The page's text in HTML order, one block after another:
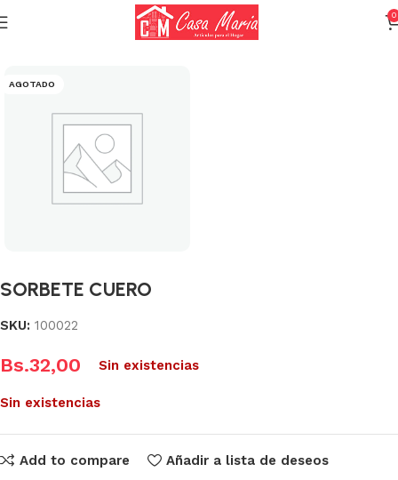
0
Varios (Menaje)
AGOTADO
SORBETE CUERO
SKU: 100022
Bs.32,00 Sin existencias
Sin existencias
Add to compare Añadir a lista de deseos